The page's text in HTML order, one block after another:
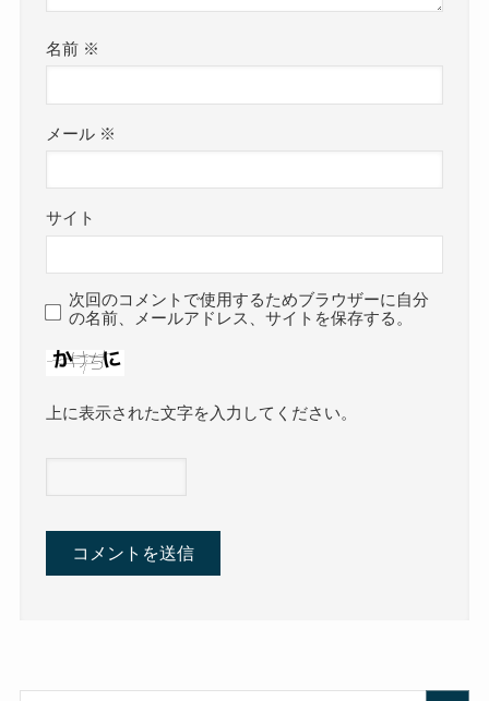
名前 ※
メール ※
サイト
次回のコメントで使用するためブラウザーに自分
の名前、メールアドレス、サイトを保存する。
上に表示された文字を入力してください。